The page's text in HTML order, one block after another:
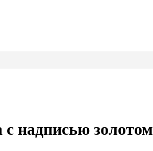
надписью золотом